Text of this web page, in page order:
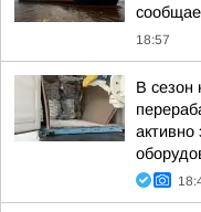
18:57
В сезон
активно